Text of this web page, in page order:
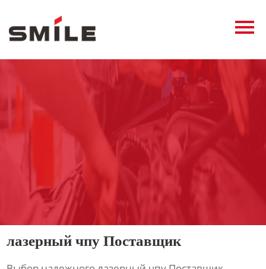
Продукция
О нас
Контакты
лазерный чпу Поставщик